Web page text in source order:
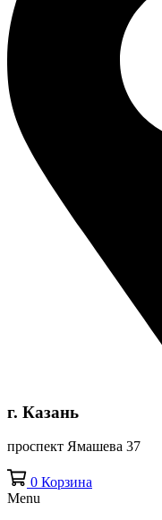
г. Казань
проспект Ямашева 37
0 Корзина
Menu